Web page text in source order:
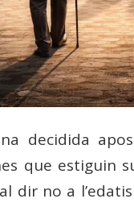
decidida
que estiguin
dir no a